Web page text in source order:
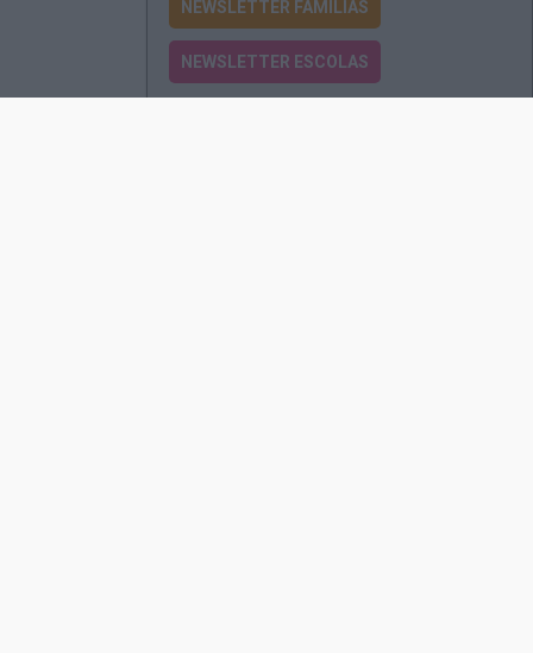
NEWSLETTER FAMÍLIAS
NEWSLETTER ESCOLAS